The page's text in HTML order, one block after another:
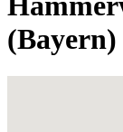
(Bayern)